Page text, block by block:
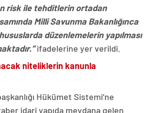
risk ile tehditlerin ortadan
Milli Savunma Bakanlığınca
düzenlemelerin yapılması
ifadelerine yer verildi.
niteliklerin kanunla
Hükümet Sistemi’ne
idari yapıda meydana gelen